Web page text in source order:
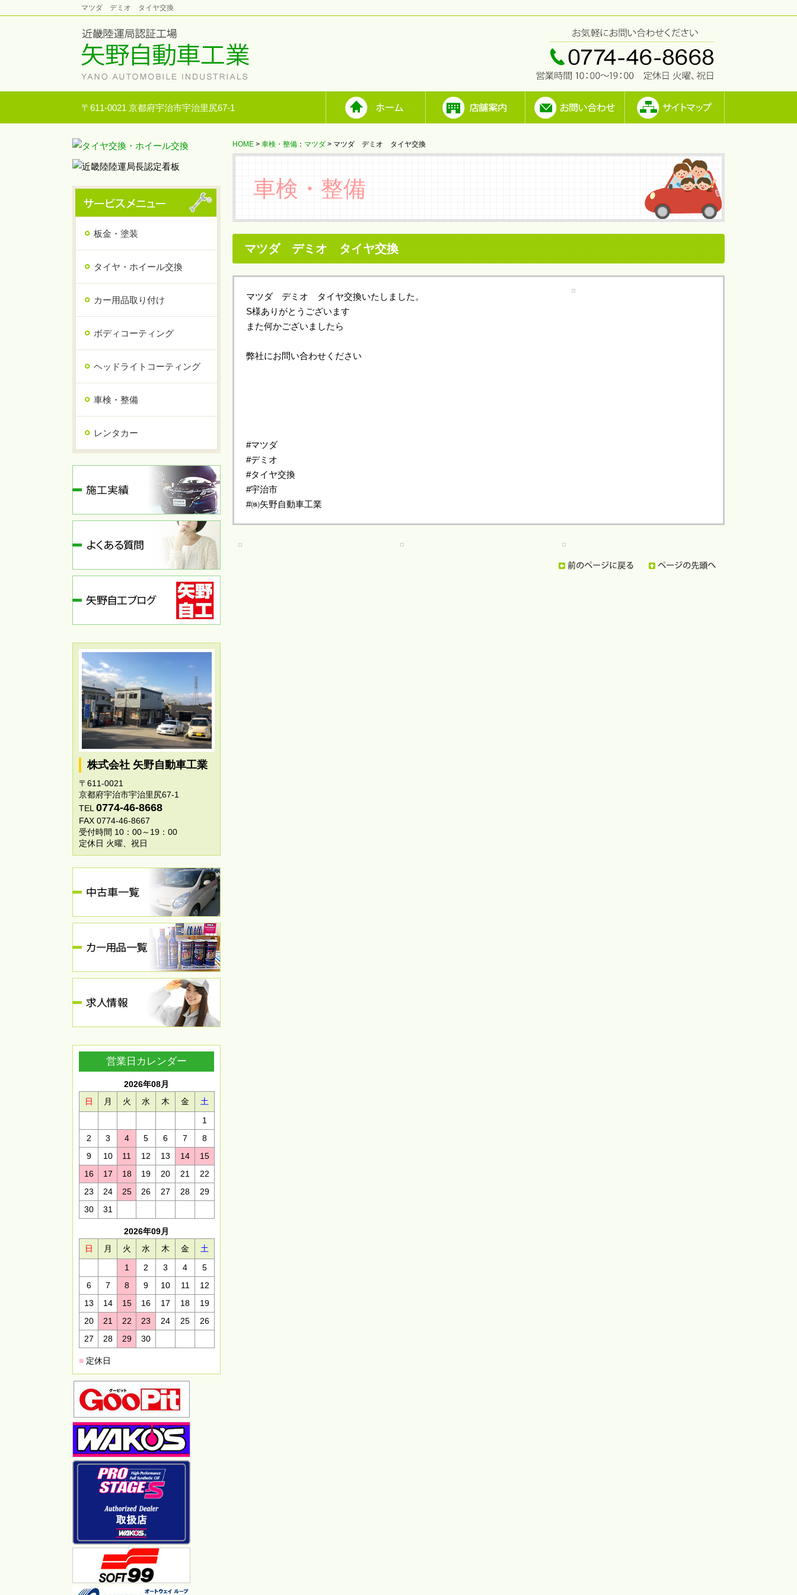
マツダ デミオ タイヤ交換
〒611-0021 京都府宇治市宇治里尻67-1
HOME > 車検・整備 ： マツダ > マツダ デミオ タイヤ交換
車検・整備
マツダ デミオ タイヤ交換
マツダ デミオ タイヤ交換いたしました。
S様ありがとうございます
また何かございましたら
弊社にお問い合わせください
#マツダ
#デミオ
#タイヤ交換
#宇治市
#㈱矢野自動車工業
板金・塗装
タイヤ・ホイール交換
カー用品取り付け
ボディコーティング
ヘッドライトコーティング
車検・整備
レンタカー
株式会社 矢野自動車工業
〒611-0021
京都府宇治市宇治里尻67-1
TEL0774-46-8668
FAX 0774-46-8667
受付時間 10：00～19：00
定休日 火曜、祝日
営業日カレンダー
2026年08月
日
月 火 水 木 金
土
1
2
3 4 5 6 7
8
9
10 11 12 13 14
15
16
17 18 19 20 21
22
23
24 25 26 27 28
29
30
31
2026年09月
日
月 火 水 木 金
土
1
2 3 4
5
6
7 8 9 10 11
12
13
14 15 16 17 18
19
20
21 22 23 24 25
26
27
28 29 30
■ 定休日